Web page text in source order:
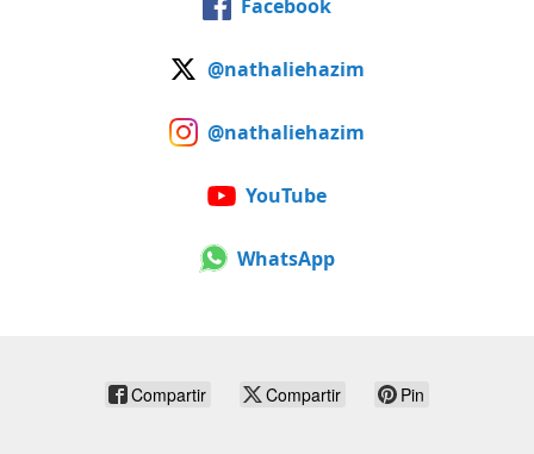
Facebook
@nathaliehazim
@nathaliehazim
YouTube
WhatsApp
Compartir Compartir Pin